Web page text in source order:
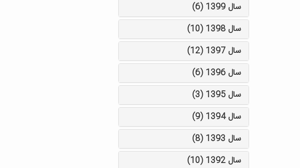
سال 1399 (6)
سال 1398 (10)
سال 1397 (12)
سال 1396 (6)
سال 1395 (3)
سال 1394 (9)
سال 1393 (8)
سال 1392 (10)